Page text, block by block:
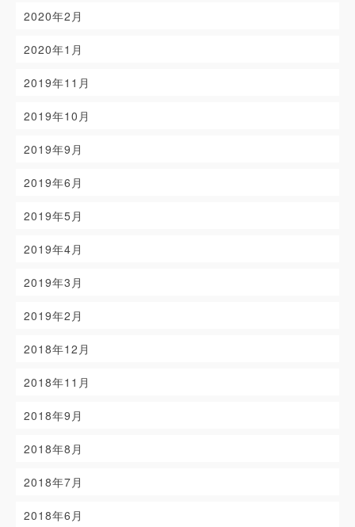
2020年2月
2020年1月
2019年11月
2019年10月
2019年9月
2019年6月
2019年5月
2019年4月
2019年3月
2019年2月
2018年12月
2018年11月
2018年9月
2018年8月
2018年7月
2018年6月